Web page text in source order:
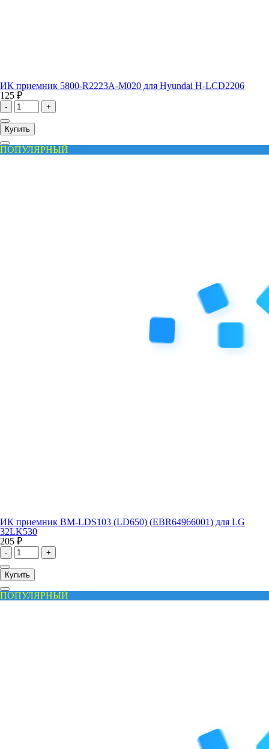
ИК приемник 5800-R2223A-M020 для Hyundai H-LCD2206
125 ₽
- +
Купить
ПОПУЛЯРНЫЙ
ИК приемник BM-LDS103 (LD650) (EBR64966001) для LG
32LK530
205 ₽
- +
Купить
ПОПУЛЯРНЫЙ